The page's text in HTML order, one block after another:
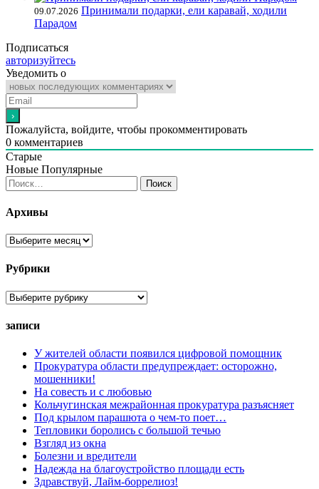
09.07.2026 Принимали подарки, ели каравай, ходили
Парадом
Подписаться
авторизуйтесь
Уведомить о
Пожалуйста, войдите, чтобы прокомментировать
0 комментариев
Старые
Новые Популярные
Найти:
Архивы
Архивы
Рубрики
Рубрики
записи
У жителей области появился цифровой помощник
Прокуратура области предупреждает: осторожно,
мошенники!
На совесть и с любовью
Кольчугинская межрайонная прокуратура разъясняет
Под крылом парашюта о чем-то поет…
Тепловики боролись с большой течью
Взгляд из окна
Болезни и вредители
Надежда на благоустройство площади есть
Здравствуй, Лайм-боррелиоз!